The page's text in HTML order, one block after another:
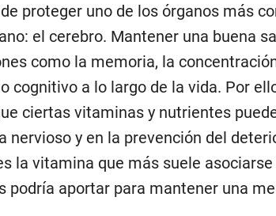
proteger uno de los órganos más
el cerebro. Mantener una buena
como la memoria, la
cognitivo a lo largo de la vida. Por
ciertas vitaminas y nutrientes
y en la prevención del
la vitamina que más suele
podría aportar para mantener una